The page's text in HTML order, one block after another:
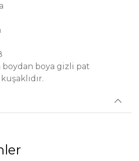
boydan boya gizli pat